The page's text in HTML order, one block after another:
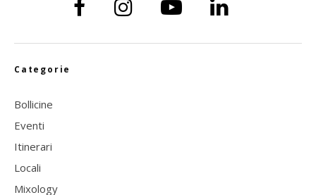
Categorie
Bollicine
Eventi
Itinerari
Locali
Mixology